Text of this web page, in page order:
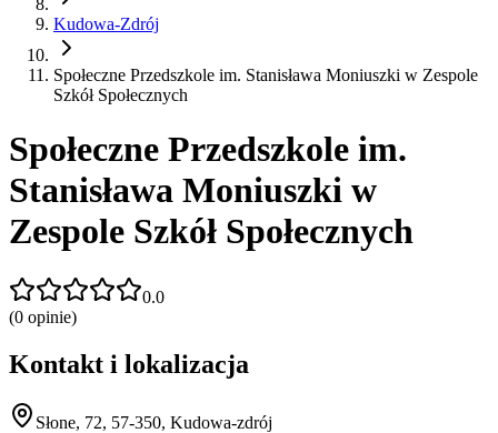
Kudowa-Zdrój
Społeczne Przedszkole im. Stanisława Moniuszki w Zespole
Szkół Społecznych
Społeczne Przedszkole im.
Stanisława Moniuszki w
Zespole Szkół Społecznych
0.0
(0 opinie)
Kontakt i lokalizacja
Słone, 72, 57-350, Kudowa-zdrój